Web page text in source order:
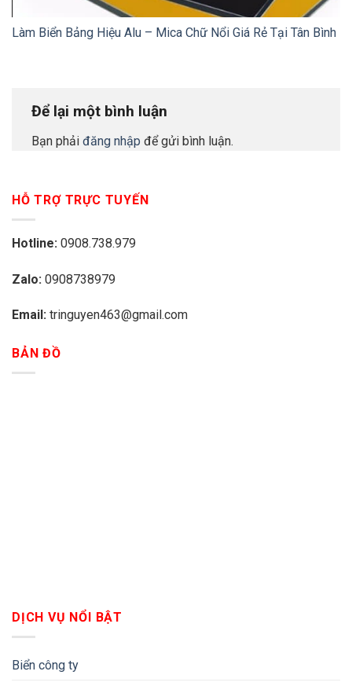
Làm Biển Bảng Hiệu Alu – Mica Chữ Nổi Giá Rẻ Tại Tân Bình
Để lại một bình luận
Bạn phải đăng nhập để gửi bình luận.
HỖ TRỢ TRỰC TUYẾN
Hotline: 0908.738.979
Zalo: 0908738979
Email: tringuyen463@gmail.com
BẢN ĐỒ
DỊCH VỤ NỔI BẬT
Biển công ty